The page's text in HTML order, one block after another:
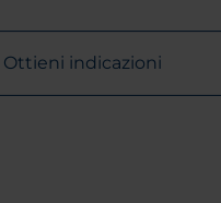
Ottieni indicazioni